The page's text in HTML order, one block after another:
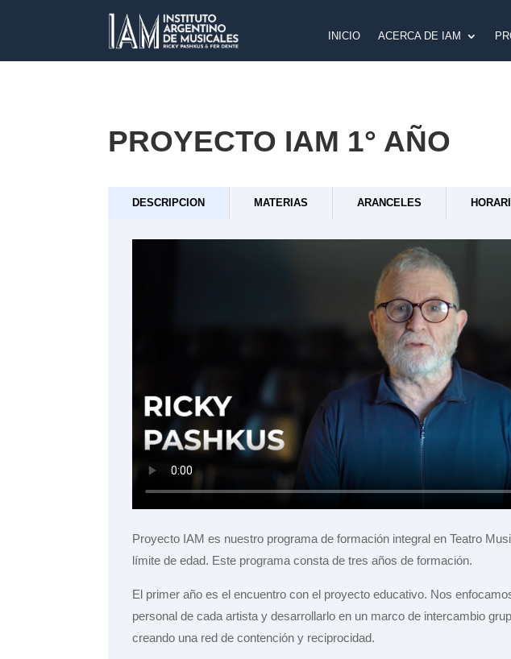
INICIO ACERCA DE IAM
PROYECTO IAM 1° AÑO
DESCRIPCION MATERIAS ARANCELES
Proyecto IAM es nuestro programa de formación integral en Teatro
límite de edad. Este programa consta de tres años de formación.
El primer año es el encuentro con el proyecto educativo. Nos
personal de cada artista y desarrollarlo en un marco de intercambio
creando una red de contención y reciprocidad.